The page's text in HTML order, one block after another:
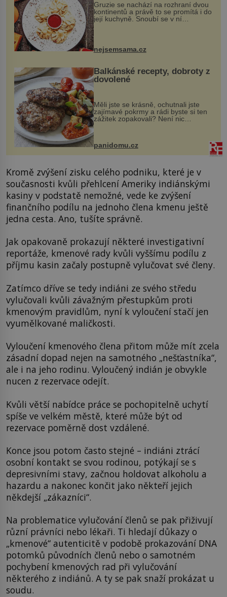
Gruzie se nachází na rozhraní dvou
kontinentů a právě to se promítá i do
její kuchyně. Snoubí se v ní
evropské a asijské chutě a díky tomu
pokrmy, které rozhodně st...
nejsemsama.cz
Balkánské recepty, dobroty z
dovolené
Měli jste se krásně, ochutnali jste
zajímavé pokrmy a rádi byste si ten
zážitek zopakovali? Není nic
snazšího. Pljeskavica (10 porcí)
Možná jste ji ochutnali na dovolené v
panidomu.cz
Kromě zvýšení zisku celého podniku, které je v
současnosti kvůli přehlcení Ameriky indiánskými
kasiny v podstatě nemožné, vede ke zvýšení
finančního podílu na jednoho člena kmenu ještě
jedna cesta. Ano, tušíte správně.
Jak opakovaně prokazují některé investigativní
reportáže, kmenové rady kvůli vyššímu podílu z
příjmu kasin začaly postupně vylučovat své členy.
Zatímco dříve se tedy indiáni ze svého středu
vylučovali kvůli závažným přestupkům proti
kmenovým pravidlům, nyní k vyloučení stačí jen
vyumělkované maličkosti.
Vyloučení kmenového člena přitom může mít zcela
zásadní dopad nejen na samotného „nešťastníka“,
ale i na jeho rodinu. Vyloučený indián je obvykle
nucen z rezervace odejít.
Kvůli větší nabídce práce se pochopitelně uchytí
spíše ve velkém městě, které může být od
rezervace poměrně dost vzdálené.
Konce jsou potom často stejné – indiáni ztrácí
osobní kontakt se svou rodinou, potýkají se s
depresivními stavy, začnou holdovat alkoholu a
hazardu a nakonec končit jako někteří jejich
někdejší „zákazníci“.
Na problematice vylučování členů se pak přiživují
různí právníci nebo lékaři. Ti hledají důkazy o
„kmenové“ autenticitě v podobě prokazování DNA
potomků původních členů nebo o samotném
pochybení kmenových rad při vylučování
některého z indiánů. A ty se pak snaží prokázat u
soudu.